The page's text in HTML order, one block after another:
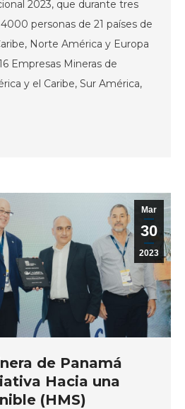
2023, que durante tres
personas de 21 países de
Norte América y Europa
Empresas Mineras de
y el Caribe, Sur América,
Mar
30
2023
de Panamá
Hacia una
(HMS)